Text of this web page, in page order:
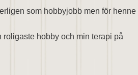
som hobbyjobb men för henne
hobby och min terapi på